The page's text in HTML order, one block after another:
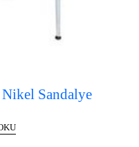
Sandalye